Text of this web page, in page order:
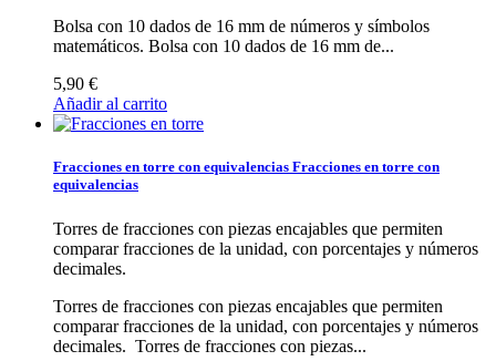
Bolsa con 10 dados de 16 mm de números y símbolos
matemáticos. Bolsa con 10 dados de 16 mm de...
5,90 €
Añadir al carrito
Fracciones en torre con equivalencias Fracciones en torre con
equivalencias
Torres de fracciones con piezas encajables que permiten
comparar fracciones de la unidad, con porcentajes y números
decimales.
Torres de fracciones con piezas encajables que permiten
comparar fracciones de la unidad, con porcentajes y números
decimales. Torres de fracciones con piezas...